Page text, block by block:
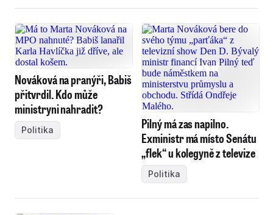
Nováková na pranýři, Babiš
přitvrdil. Kdo může
ministryni nahradit?
Politika
Pilný má zas napilno.
Exministr má místo Senátu
„flek“ u kolegyně z televize
Politika